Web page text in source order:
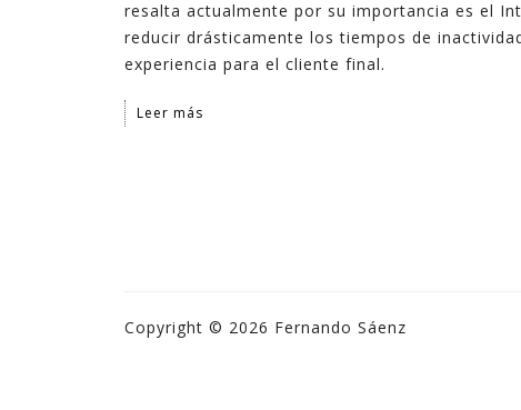
resalta actualmente por su importancia es el
reducir drásticamente los tiempos de
experiencia para el cliente final.
Leer más
Copyright © 2026 Fernando Sáenz